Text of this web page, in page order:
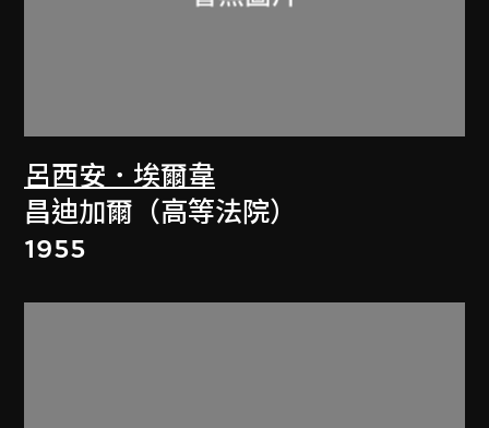
呂西安．埃爾韋
昌迪加爾（高等法院）
1955